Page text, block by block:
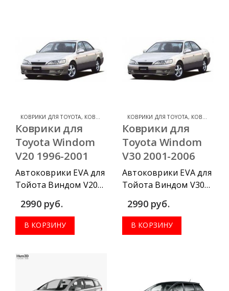
КОВРИКИ ДЛЯ TOYOTA, КОВРИКИ ДЛЯ TOYOTA WINDOM
Коврики для
Toyota Windom
V20 1996-2001
Автоковрики EVA для
Тойота Виндом V20
приобрести в
комплектации:
водительский
передних, весь салон,
2990 руб.
В КОРЗИНУ
КОВРИКИ ДЛЯ TOYOTA, КОВРИКИ ДЛЯ TOYOTA WINDOM
Коврики для
Toyota Windom
V30 2001-2006
Автоковрики EVA для
Тойота Виндом V30
приобрести в
комплектации:
водительский
2990 руб.
В КОРЗИНУ